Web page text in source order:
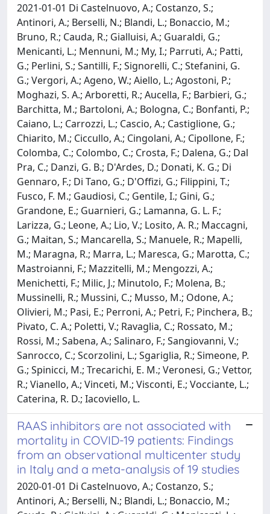
2021-01-01 Di Castelnuovo, A.; Costanzo, S.;
Antinori, A.; Berselli, N.; Blandi, L.; Bonaccio, M.;
Bruno, R.; Cauda, R.; Gialluisi, A.; Guaraldi, G.;
Menicanti, L.; Mennuni, M.; My, I.; Parruti, A.; Patti,
G.; Perlini, S.; Santilli, F.; Signorelli, C.; Stefanini, G.
G.; Vergori, A.; Ageno, W.; Aiello, L.; Agostoni, P.;
Moghazi, S. A.; Arboretti, R.; Aucella, F.; Barbieri, G.;
Barchitta, M.; Bartoloni, A.; Bologna, C.; Bonfanti, P.;
Caiano, L.; Carrozzi, L.; Cascio, A.; Castiglione, G.;
Chiarito, M.; Ciccullo, A.; Cingolani, A.; Cipollone, F.;
Colomba, C.; Colombo, C.; Crosta, F.; Dalena, G.; Dal
Pra, C.; Danzi, G. B.; D'Ardes, D.; Donati, K. G.; Di
Gennaro, F.; Di Tano, G.; D'Offizi, G.; Filippini, T.;
Fusco, F. M.; Gaudiosi, C.; Gentile, I.; Gini, G.;
Grandone, E.; Guarnieri, G.; Lamanna, G. L. F.;
Larizza, G.; Leone, A.; Lio, V.; Losito, A. R.; Maccagni,
G.; Maitan, S.; Mancarella, S.; Manuele, R.; Mapelli,
M.; Maragna, R.; Marra, L.; Maresca, G.; Marotta, C.;
Mastroianni, F.; Mazzitelli, M.; Mengozzi, A.;
Menichetti, F.; Milic, J.; Minutolo, F.; Molena, B.;
Mussinelli, R.; Mussini, C.; Musso, M.; Odone, A.;
Olivieri, M.; Pasi, E.; Perroni, A.; Petri, F.; Pinchera, B.;
Pivato, C. A.; Poletti, V.; Ravaglia, C.; Rossato, M.;
Rossi, M.; Sabena, A.; Salinaro, F.; Sangiovanni, V.;
Sanrocco, C.; Scorzolini, L.; Sgariglia, R.; Simeone, P.
G.; Spinicci, M.; Trecarichi, E. M.; Veronesi, G.; Vettor,
R.; Vianello, A.; Vinceti, M.; Visconti, E.; Vocciante, L.;
Caterina, R. D.; Iacoviello, L.
RAAS inhibitors are not associated with
mortality in COVID-19 patients: Findings
from an observational multicenter study
in Italy and a meta-analysis of 19 studies
2020-01-01 Di Castelnuovo, A.; Costanzo, S.;
Antinori, A.; Berselli, N.; Blandi, L.; Bonaccio, M.;